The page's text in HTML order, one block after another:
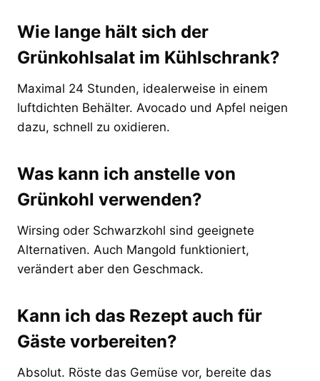
Wie lange hält sich der
Grünkohlsalat im Kühlschrank?
Maximal 24 Stunden, idealerweise in einem
luftdichten Behälter. Avocado und Apfel neigen
dazu, schnell zu oxidieren.
Was kann ich anstelle von
Grünkohl verwenden?
Wirsing oder Schwarzkohl sind geeignete
Alternativen. Auch Mangold funktioniert,
verändert aber den Geschmack.
Kann ich das Rezept auch für
Gäste vorbereiten?
Absolut. Röste das Gemüse vor, bereite das